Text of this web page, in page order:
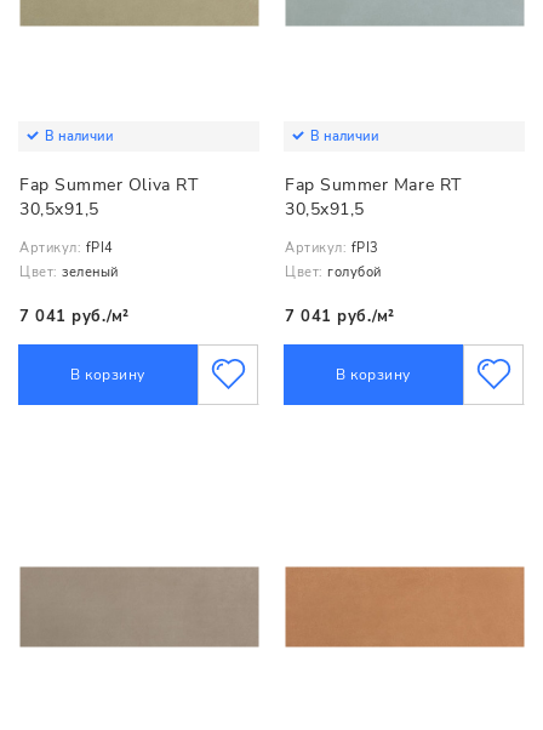
В наличии
Fap Summer Oliva RT
30,5x91,5
Артикул: fPI4
Цвет: зеленый
7 041 руб./м²
В корзину
В наличии
Fap Summer Mare RT
30,5x91,5
Артикул: fPI3
Цвет: голубой
7 041 руб./м²
В корзину